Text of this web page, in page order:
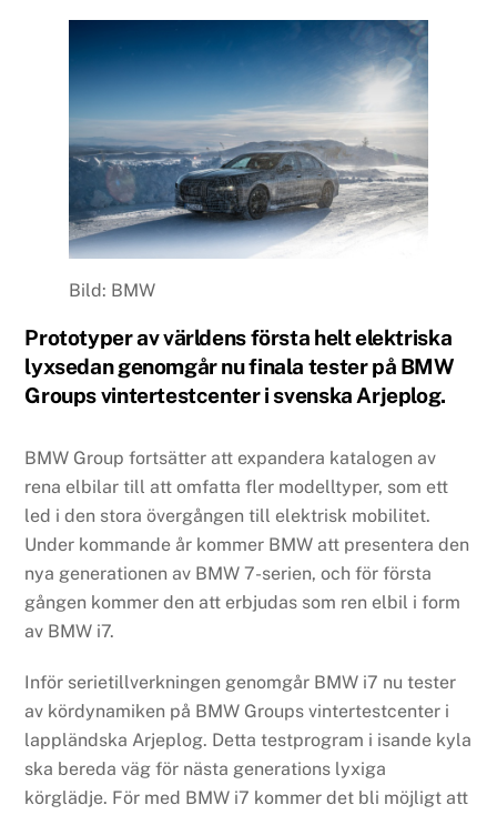
Bild: BMW
Prototyper av världens första helt elektriska
lyxsedan genomgår nu finala tester på BMW
Groups vintertestcenter i svenska Arjeplog.
BMW Group fortsätter att expandera katalogen av
rena elbilar till att omfatta fler modelltyper, som ett
led i den stora övergången till elektrisk mobilitet.
Under kommande år kommer BMW att presentera den
nya generationen av BMW 7-serien, och för första
gången kommer den att erbjudas som ren elbil i form
av BMW i7.
Inför serietillverkningen genomgår BMW i7 nu tester
av kördynamiken på BMW Groups vintertestcenter i
lappländska Arjeplog. Detta testprogram i isande kyla
ska bereda väg för nästa generations lyxiga
körglädje. För med BMW i7 kommer det bli möjligt att